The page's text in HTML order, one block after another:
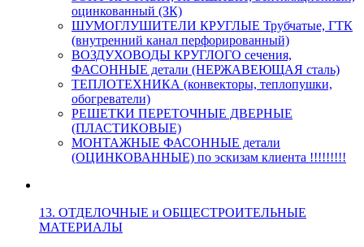
оцинкованный (ЗК)
ШУМОГЛУШИТЕЛИ КРУГЛЫЕ Трубчатые, ГТК
(внутренний канал перфорированный)
ВОЗДУХОВОДЫ КРУГЛОГО сечения,
ФАСОННЫЕ детали (НЕРЖАВЕЮЩАЯ сталь)
ТЕПЛОТЕХНИКА (конвекторы, теплопушки,
обогреватели)
РЕШЕТКИ ПЕРЕТОЧНЫЕ ДВЕРНЫЕ
(ПЛАСТИКОВЫЕ)
МОНТАЖНЫЕ ФАСОННЫЕ детали
(ОЦИНКОВАННЫЕ) по эскизам клиента !!!!!!!!!
13. ОТДЕЛОЧНЫЕ и ОБЩЕСТРОИТЕЛЬНЫЕ
МАТЕРИАЛЫ